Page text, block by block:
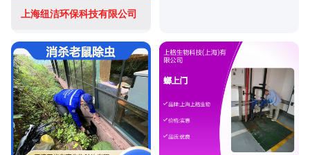
上海纽洁环保科技有限公司